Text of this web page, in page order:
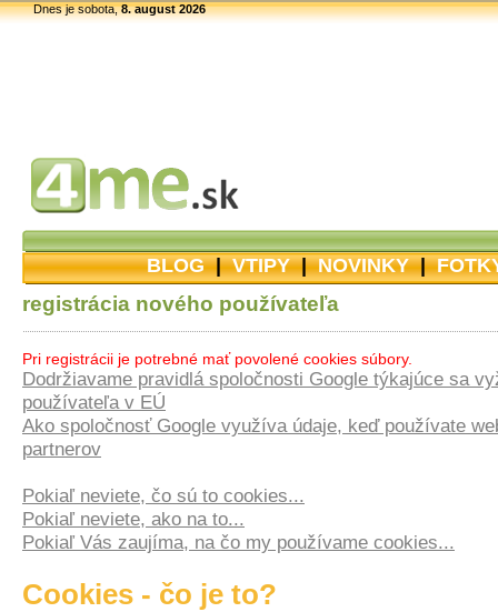
Dnes je sobota,8. august 2026
BLOG|VTIPY|NOVINKY|
registrácia nového používateľa
Pri registrácii je potrebné mať povolené cookies súbory.
Dodržiavame pravidlá spoločnosti Google týkajúce sa
používateľa v EÚ
Ako spoločnosť Google využíva údaje, keď používate
partnerov
Pokiaľ neviete, čo sú to cookies...
Pokiaľ neviete, ako na to...
Pokiaľ Vás zaujíma, na čo my používame cookies...
Cookies - čo je to?